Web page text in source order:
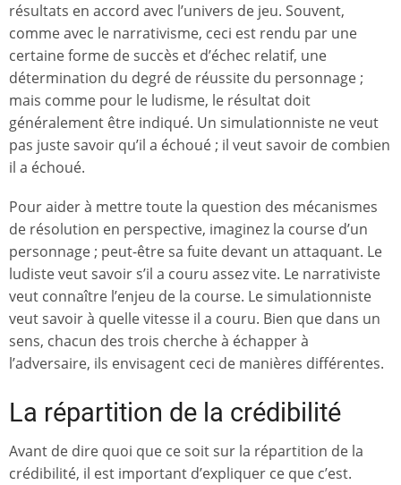
résultats en accord avec l’univers de jeu. Souvent,
comme avec le narrativisme, ceci est rendu par une
certaine forme de succès et d’échec relatif, une
détermination du degré de réussite du personnage ;
mais comme pour le ludisme, le résultat doit
généralement être indiqué. Un simulationniste ne veut
pas juste savoir qu’il a échoué ; il veut savoir de combien
il a échoué.
Pour aider à mettre toute la question des mécanismes
de résolution en perspective, imaginez la course d’un
personnage ; peut-être sa fuite devant un attaquant. Le
ludiste veut savoir s’il a couru assez vite. Le narrativiste
veut connaître l’enjeu de la course. Le simulationniste
veut savoir à quelle vitesse il a couru. Bien que dans un
sens, chacun des trois cherche à échapper à
l’adversaire, ils envisagent ceci de manières différentes.
La répartition de la crédibilité
Avant de dire quoi que ce soit sur la répartition de la
crédibilité, il est important d’expliquer ce que c’est.